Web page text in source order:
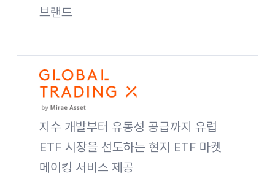
브랜드
지수 개발부터 유동성 공급까지 유럽
ETF 시장을 선도하는 현지 ETF 마켓
메이킹 서비스 제공